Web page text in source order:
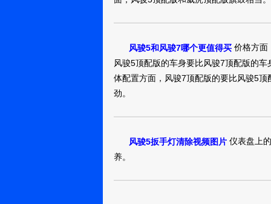
通化：南苑大
安全系数太低，
通化：张立虎
怎么样
新车就方向跑偏
风骏5和风骏7哪个更值得买 价格方面
风骏5顶配版的车身要比风骏7顶配版的
体配置方面，风骏7顶配版的要比风骏5
劲。
风骏5扳手灯清除视频图片 仪表盘上
养。